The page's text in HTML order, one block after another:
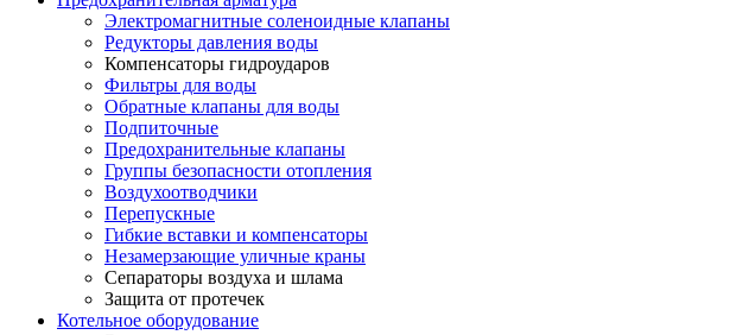
Электромагнитные соленоидные клапаны
Редукторы давления воды
Компенсаторы гидроударов
Фильтры для воды
Обратные клапаны для воды
Подпиточные
Предохранительные клапаны
Группы безопасности отопления
Воздухоотводчики
Перепускные
Гибкие вставки и компенсаторы
Незамерзающие уличные краны
Сепараторы воздуха и шлама
Защита от протечек
Котельное оборудование